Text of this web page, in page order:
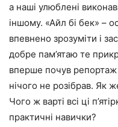
а наші улюблені
іншому. «Айл бі бек» –
впевнено зрозуміти і
добре пам’ятаю те
вперше почув репортаж
нічого не розібрав. Як
Чого ж варті всі ці
практичні навички?